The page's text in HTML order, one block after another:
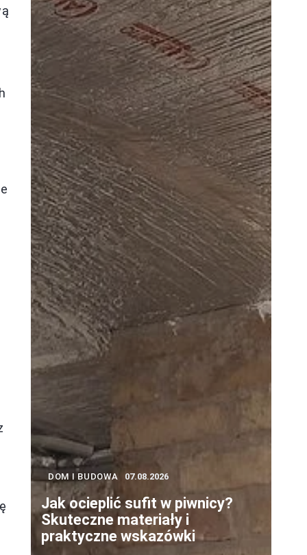
DOM I BUDOWA 07.08.2026
Jak ocieplić sufit w piwnicy?
Skuteczne materiały i
praktyczne wskazówki